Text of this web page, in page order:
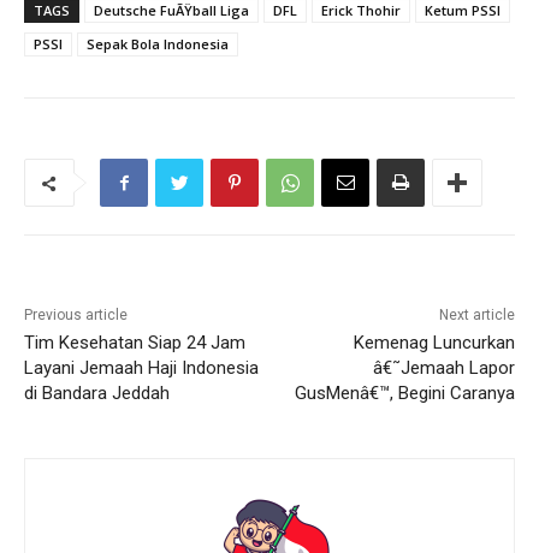
TAGS Deutsche FuÃŸball Liga DFL Erick Thohir
Ketum PSSI
PSSI
Sepak Bola Indonesia
Previous article
Tim Kesehatan Siap 24 Jam
Layani Jemaah Haji Indonesia
di Bandara Jeddah
Next article
Kemenag Luncurkan
â€˜Jemaah Lapor
GusMenâ€™, Begini Caranya